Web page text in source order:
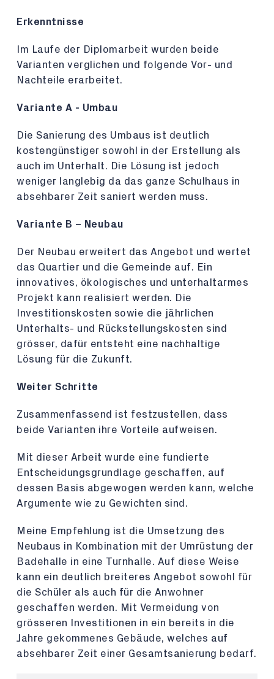
Erkenntnisse
Im Laufe der Diplomarbeit wurden beide
Varianten verglichen und folgende Vor- und
Nachteile erarbeitet.
Variante A - Umbau
Die Sanierung des Umbaus ist deutlich
kostengünstiger sowohl in der Erstellung als
auch im Unterhalt. Die Lösung ist jedoch
weniger langlebig da das ganze Schulhaus in
absehbarer Zeit saniert werden muss.
Variante B – Neubau
Der Neubau erweitert das Angebot und wertet
das Quartier und die Gemeinde auf. Ein
innovatives, ökologisches und unterhaltarmes
Projekt kann realisiert werden. Die
Investitionskosten sowie die jährlichen
Unterhalts- und Rückstellungskosten sind
grösser, dafür entsteht eine nachhaltige
Lösung für die Zukunft.
Weiter Schritte
Zusammenfassend ist festzustellen, dass
beide Varianten ihre Vorteile aufweisen.
Mit dieser Arbeit wurde eine fundierte
Entscheidungsgrundlage geschaffen, auf
dessen Basis abgewogen werden kann, welche
Argumente wie zu Gewichten sind.
Meine Empfehlung ist die Umsetzung des
Neubaus in Kombination mit der Umrüstung der
Badehalle in eine Turnhalle. Auf diese Weise
kann ein deutlich breiteres Angebot sowohl für
die Schüler als auch für die Anwohner
geschaffen werden. Mit Vermeidung von
grösseren Investitionen in ein bereits in die
Jahre gekommenes Gebäude, welches auf
absehbarer Zeit einer Gesamtsanierung bedarf.